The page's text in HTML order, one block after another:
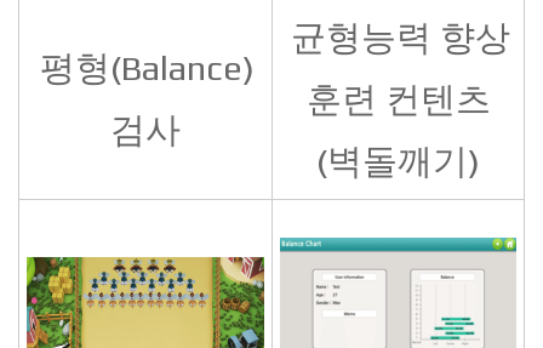
평형(Balance)
검사
균형능력 향상
훈련 컨텐츠
(벽돌깨기)